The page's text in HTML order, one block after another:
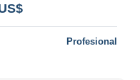
Profesional